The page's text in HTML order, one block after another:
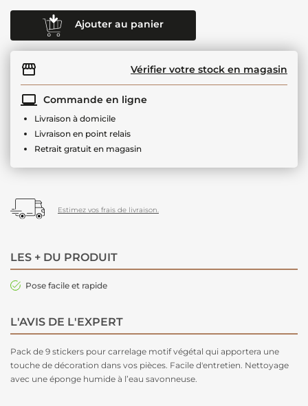
Ajouter au panier
Vérifier votre stock en magasin
Commande en ligne
Livraison à domicile
Livraison en point relais
Retrait gratuit en magasin
Estimez vos frais de livraison.
LES + DU PRODUIT
Pose facile et rapide
L'AVIS DE L'EXPERT
Pack de 9 stickers pour carrelage motif végétal qui apportera une
touche de décoration dans vos pièces. Facile d'entretien. Nettoyage
avec une éponge humide à l’eau savonneuse.